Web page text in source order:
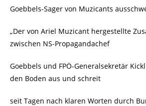
Goebbels-Sager von Muzicants
„Der von Ariel Muzicant hergestellte
zwischen NS-Propagandachef
Goebbels und FPÖ-Generalsekretär
den Boden aus und schreit
seit Tagen nach klaren Worten durch